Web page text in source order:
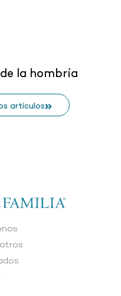
la hombría
artículos